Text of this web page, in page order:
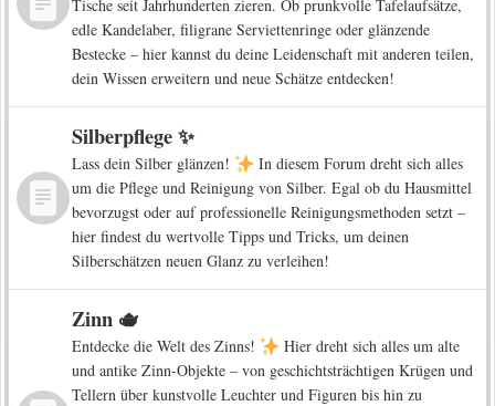
Tische seit Jahrhunderten zieren. Ob prunkvolle Tafelaufsätze,
edle Kandelaber, filigrane Serviettenringe oder glänzende
Bestecke – hier kannst du deine Leidenschaft mit anderen teilen,
dein Wissen erweitern und neue Schätze entdecken!
Silberpflege ✨
Lass dein Silber glänzen!
In diesem Forum dreht sich alles
um die Pflege und Reinigung von Silber. Egal ob du Hausmittel
bevorzugst oder auf professionelle Reinigungsmethoden setzt –
hier findest du wertvolle Tipps und Tricks, um deinen
Silberschätzen neuen Glanz zu verleihen!
Zinn 🫖
Entdecke die Welt des Zinns!
Hier dreht sich alles um alte
und antike Zinn-Objekte – von geschichtsträchtigen Krügen und
Tellern über kunstvolle Leuchter und Figuren bis hin zu